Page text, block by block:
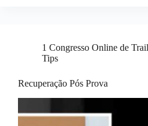
1 Congresso Online de
Tips
Recuperação Pós Prova